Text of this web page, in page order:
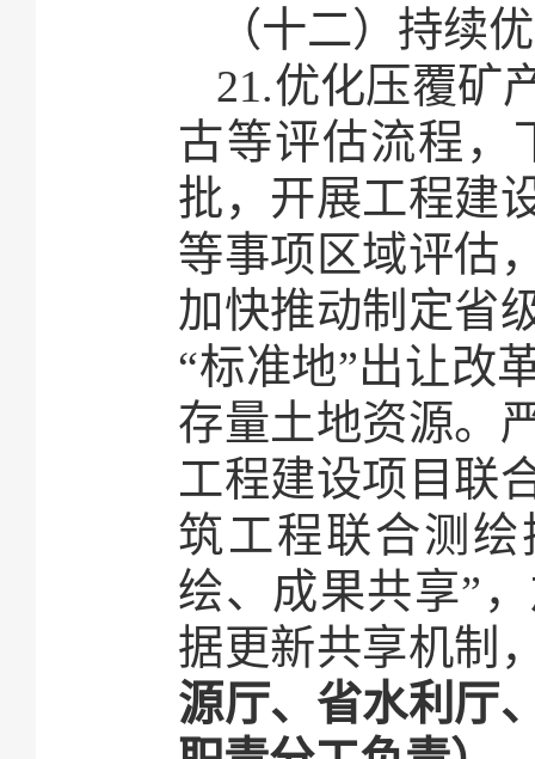
（十二）持续
21.优化压覆矿
古等评估流程，
批，开展工程建
等事项区域评估
加快推动制定省
“标准地”出让改
存量土地资源。
工程建设项目联
筑工程联合测
绘、成果共享”
据更新共享机制
源厅、省水利厅